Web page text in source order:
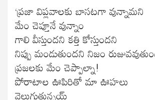
‘ప్రజా విప్లవాలకు బాసటగా వున్నామని
మేం చెప్తూనే వున్నాం
గాలి వీస్తుందని కత్తి కోస్తుందని
నిప్పు మండుతుందని నిజం
ప్రజలకు మేం చెప్పాల్నా!
పోరాటాల ఊపిరితో మా ఊహలు
వెలుగుతున్నయ్